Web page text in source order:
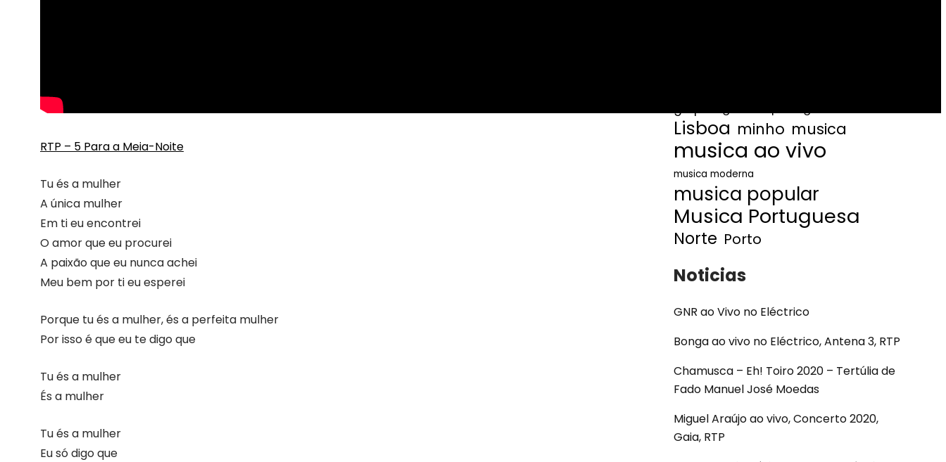
RTP – 5 Para a Meia-Noite
Tu és a mulher
A única mulher
Em ti eu encontrei
O amor que eu procurei
A paixão que eu nunca achei
Meu bem por ti eu esperei
Porque tu és a mulher, és a perfeita mulher
Por isso é que eu te digo que
Tu és a mulher
És a mulher
Tu és a mulher
Eu só digo que
Lisboa minho musica
musica ao vivo
musica moderna
musica popular
Musica Portuguesa
Norte Porto
Noticias
GNR ao Vivo no Eléctrico
Bonga ao vivo no Eléctrico, Antena 3, RTP
Chamusca – Eh! Toiro 2020 – Tertúlia de
Fado Manuel José Moedas
Miguel Araújo ao vivo, Concerto 2020,
Gaia, RTP